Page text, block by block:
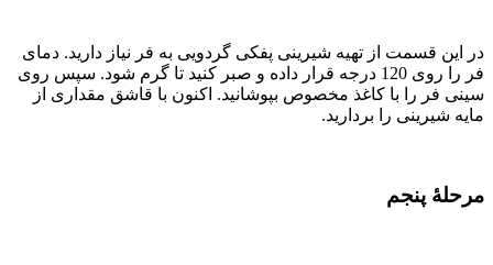
در این قسمت از تهیه شیرینی پفکی گردویی به فر نیاز دارید. دمای
فر را روی 120 درجه قرار داده و صبر کنید تا گرم شود. سپس روی
سینی فر را با کاغذ مخصوص بپوشانید. اکنون با قاشق مقداری از
مایه شیرینی را بردارید.
مرحلۀ پنجم